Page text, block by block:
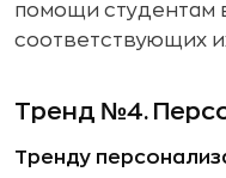
помощи студентам
соответствующих
Тренд №4.
Тренду